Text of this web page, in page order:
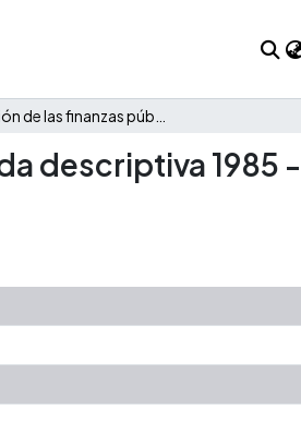
descriptiva 1985 -